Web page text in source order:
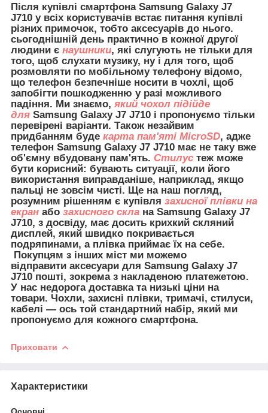
Після купівлі смартфона Samsung Galaxy J7
J710 у всіх користувачів встає питання купівлі
різних примочок, тобто аксесуарів до нього.
сьогоднішній день практично в кожної другої
людини є наушники, які слугують не тільки для
того, щоб слухати музику, ну і для того, щоб
розмовляти по мобільному телефону відомо,
що телефон безпечніше носити в чохлі, щоб
запобігти пошкодженню у разі можливого
падіння. Ми знаємо, який чохол підійде
для Samsung Galaxy J7 J710 і пропонуємо тільки
перевірені варіанти. Також незайвим
придбанням буде карта пам'яті MicroSD, адже
телефон Samsung Galaxy J7 J710 має не таку вже
об'ємну вбудовану пам'ять. Стилус теж може
бути корисний: бувають ситуації, коли його
використання виправданіше, наприклад, якщо
пальці не зовсім чисті. Ще на наш погляд,
розумним рішенням є купівля захисної плівки на
екран або захисного скла на Samsung Galaxy J7
J710, з досвіду, має досить крихкий скляний
дисплей, який швидко покривається
подряпинами, а плівка приймає їх на себе.
Покупцям з інших міст ми можемо
відправити аксесуари для Samsung Galaxy J7
J710 пошті, зокрема з накладеною платежетою.
У нас недорога доставка та низькі ціни на
товари. Чохли, захисні плівки, тримачі, стилуси,
кабелі — ось той стандартний набір, який ми
пропонуємо для кожного смартфона.
Приховати
Характеристики
Основні